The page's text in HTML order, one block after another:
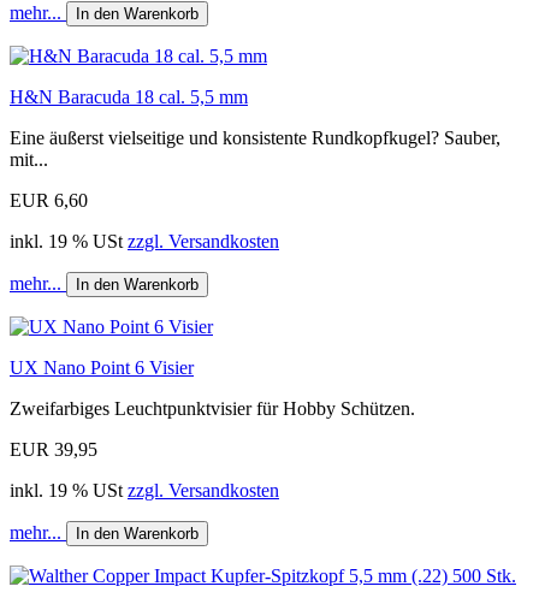
mehr... In den Warenkorb
H&N Baracuda 18 cal. 5,5 mm
Eine äußerst vielseitige und konsistente Rundkopfkugel? Sauber,
mit...
EUR 6,60
inkl. 19 % USt zzgl. Versandkosten
mehr... In den Warenkorb
UX Nano Point 6 Visier
Zweifarbiges Leuchtpunktvisier für Hobby Schützen.
EUR 39,95
inkl. 19 % USt zzgl. Versandkosten
mehr... In den Warenkorb